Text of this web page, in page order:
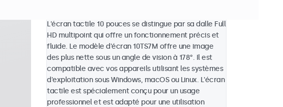
L'écran tactile 10 pouces se distingue par sa dalle Full
HD multipoint qui offre un fonctionnement précis et
fluide. Le modèle d'écran 10TS7M offre une image
des plus nette sous un angle de vision à 178°. Il est
compatible avec vos appareils utilisant les systèmes
d'exploitation sous Windows, macOS ou Linux. L'écran
tactile est spécialement conçu pour un usage
professionnel et est adapté pour une utilisation